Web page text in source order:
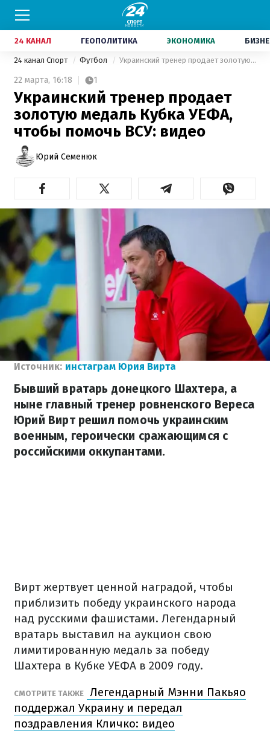
24 КАНАЛ ГЕОПОЛИТИКА ЭКОНОМИКА
24 канал Спорт Футбол Украинский тренер продает золотую медаль Кубка УЕФА, чтобы помочь ВСУ: видео
22 марта, 16:18 1
Украинский тренер продает
золотую медаль Кубка УЕФА,
чтобы помочь ВСУ: видео
Юрий Семенюк
Источник: инстаграм Юрия Вирта
Бывший вратарь донецкого Шахтера, а
ныне главный тренер ровненского Вереса
Юрий Вирт решил помочь украинским
военным, героически сражающимся с
российскими оккупантами.
Вирт жертвует ценной наградой, чтобы
приблизить победу украинского народа
над русскими фашистами. Легендарный
вратарь выставил на аукцион свою
лимитированную медаль за победу
Шахтера в Кубке УЕФА в 2009 году.
СМОТРИТЕ ТАКЖЕ
Легендарный Мэнни Пакьяо
поддержал Украину и передал
поздравления Кличко: видео